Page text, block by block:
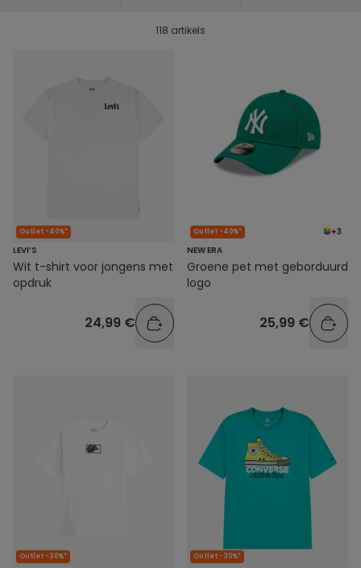
118 artikels
Outlet -40%*
LEVI’S
Wit t-shirt voor jongens met
opdruk
24,99 €
+3
Outlet -40%*
NEW ERA
Groene pet met geborduurd
logo
25,99 €
Outlet -30%* Outlet -30%*